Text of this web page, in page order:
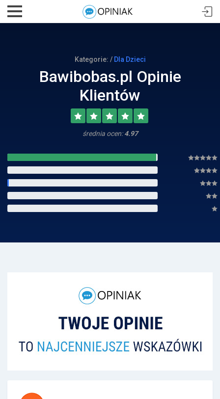
Kategorie: / Dla Dzieci
Bawibobas.pl Opinie
Klientów
średnia ocen:4.97